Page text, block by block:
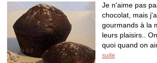
Je n'aime pas
chocolat, mais
gourmands à la
leurs plaisirs..
quoi quand on
suite